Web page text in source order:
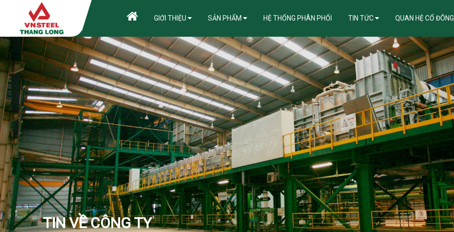
GIỚI THIỆU SẢN PHẨM HỆ THỐNG PHÂN PHỐI TIN TỨC QUAN HỆ CỔ ĐÔNG
HƯỚNG DẪN KHẮC PHỤC LỖI ĐIỂN HÌNH TRONG THI CÔNG, BẢO QUẢN TÔN MẠ
TIN VỀ CÔNG TY